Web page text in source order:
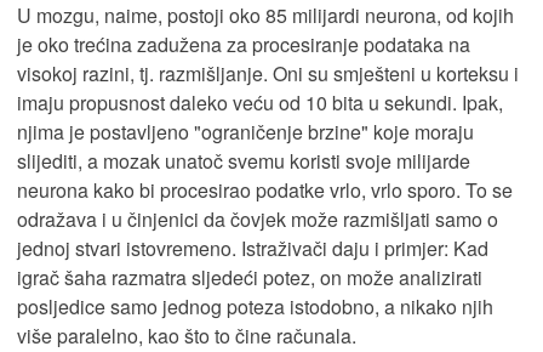
U mozgu, naime, postoji oko 85 milijardi neurona, od kojih
je oko trećina zadužena za procesiranje podataka na
visokoj razini, tj. razmišljanje. Oni su smješteni u korteksu i
imaju propusnost daleko veću od 10 bita u sekundi. Ipak,
njima je postavljeno "ograničenje brzine" koje moraju
slijediti, a mozak unatoč svemu koristi svoje milijarde
neurona kako bi procesirao podatke vrlo, vrlo sporo. To se
odražava i u činjenici da čovjek može razmišljati samo o
jednoj stvari istovremeno. Istraživači daju i primjer: Kad
igrač šaha razmatra sljedeći potez, on može analizirati
posljedice samo jednog poteza istodobno, a nikako njih
više paralelno, kao što to čine računala.